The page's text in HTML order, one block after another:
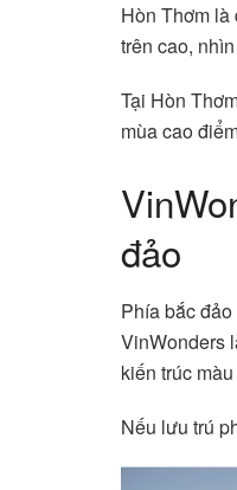
Hòn Thơm là
trên cao,
Tại Hòn
mùa cao
đảo
Phía bắc
VinWonders
kiến trúc
Nếu lưu trú